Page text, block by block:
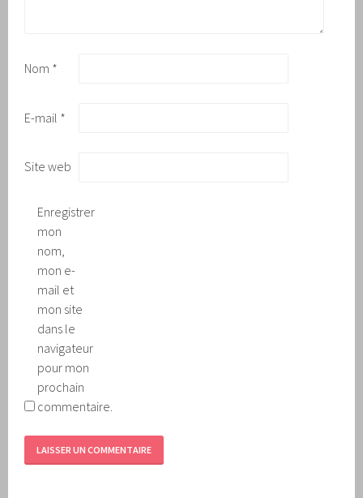
Nom *
E-mail *
Site web
Enregistrer
mon
nom,
mon e-
mail et
mon site
dans le
navigateur
pour mon
prochain
commentaire.